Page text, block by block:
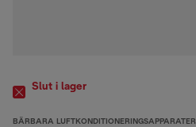
Slut i lager
BÄRBARA LUFTKONDITIONERINGSAPPARATER